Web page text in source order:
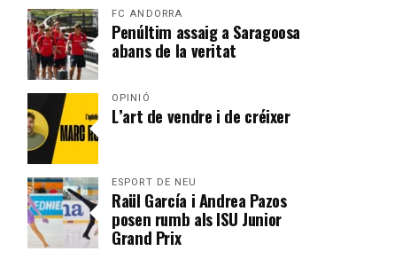
FC ANDORRA
Penúltim assaig a Saragoosa
abans de la veritat
OPINIÓ
L’art de vendre i de créixer
ESPORT DE NEU
Raül García i Andrea Pazos
posen rumb als ISU Junior
Grand Prix